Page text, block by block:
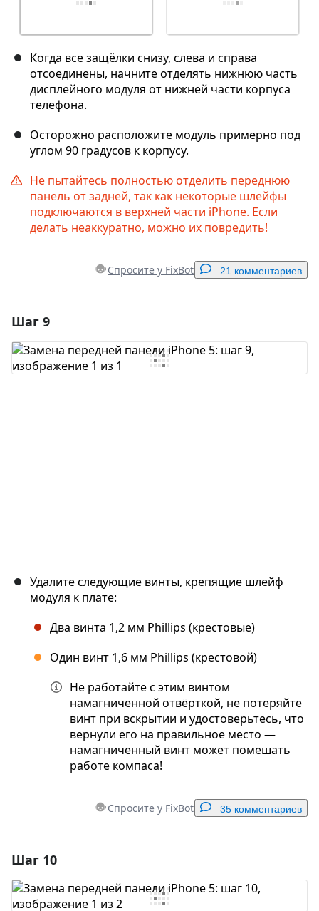
Когда все защёлки снизу, слева и справа
отсоединены, начните отделять нижнюю часть
дисплейного модуля от нижней части корпуса
телефона.
Осторожно расположите модуль примерно под
углом 90 градусов к корпусу.
Не пытайтесь полностью отделить переднюю
панель от задней, так как некоторые шлейфы
подключаются в верхней части iPhone. Если
делать неаккуратно, можно их повредить!
Спросите у FixBot 21 комментариев
Добавить комментарий
Шаг 9
Удалите следующие винты, крепящие шлейф
модуля к плате:
Два винта 1,2 мм Phillips (крестовые)
Один винт 1,6 мм Phillips (крестовой)
Не работайте с этим винтом
намагниченной отвёрткой, не потеряйте
винт при вскрытии и удостоверьтесь, что
вернули его на правильное место —
намагниченный винт может помешать
работе компаса!
Спросите у FixBot 35 комментариев
Добавить комментарий
Шаг 10